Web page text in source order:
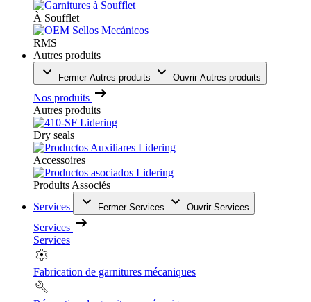
À Soufflet
RMS
Autres produits
Fermer Autres produits Ouvrir Autres produits
Nos produits
Autres produits
Dry seals
Accessoires
Produits Associés
Services
Fermer Services Ouvrir Services
Services
Services
Fabrication de garnitures mécaniques